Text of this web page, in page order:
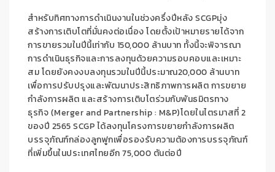
สำหรับทิศทางการดำเนินงานในช่วงครึ่งปีหลังSCGPมุ่ง
สร้างการเติบโตที่มั่นคงต่อเนื่องโดยตั้งเป้าหมายรายได้จาก
การขายรวมในปีนี้เท่ากับ 150,000 ล้านบาท ทั้งนี้จะพิจารณา
การดำเนินธุรกิจและการลงทุนด้วยความรอบคอบและเหมาะ
สมโดยยังคงงบลงทุนรวมในปีนีประมาณ20,000 ล้านบาท
เพื่อการปรับปรุงและพัฒนาประสิทธิภาพการผลิตการขยาย
กำลังการผลิต และสร้างการเติบโตร่วมกับพันธมิตรทาง
ธุรกิจ(Merger and Partnership: M&P)โดยในไตรมาสที่2
ของปี 2565 SCGPได้ลงทุนโครงการขยายกำลังการผลิต
บรรจุภัณฑ์กล่องลูกฟูกเพื่อรองรับความต้องการบรรจุภัณฑ์
ที่เพิ่มขึ้นในประเทศไทยอีก75,000 ตันต่อปี